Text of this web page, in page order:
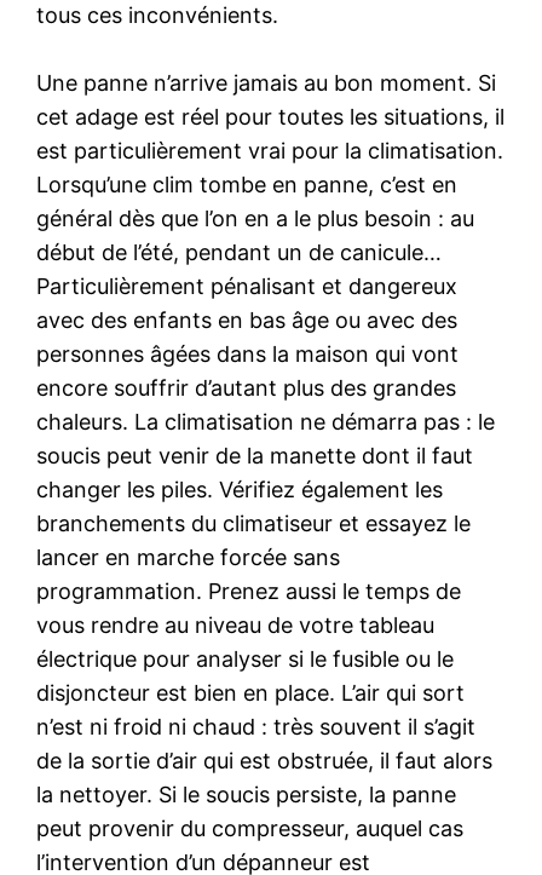
tous ces inconvénients.
Une panne n’arrive jamais au bon moment. Si
cet adage est réel pour toutes les situations, il
est particulièrement vrai pour la climatisation.
Lorsqu’une clim tombe en panne, c’est en
général dès que l’on en a le plus besoin : au
début de l’été, pendant un de canicule…
Particulièrement pénalisant et dangereux
avec des enfants en bas âge ou avec des
personnes âgées dans la maison qui vont
encore souffrir d’autant plus des grandes
chaleurs. La climatisation ne démarra pas : le
soucis peut venir de la manette dont il faut
changer les piles. Vérifiez également les
branchements du climatiseur et essayez le
lancer en marche forcée sans
programmation. Prenez aussi le temps de
vous rendre au niveau de votre tableau
électrique pour analyser si le fusible ou le
disjoncteur est bien en place. L’air qui sort
n’est ni froid ni chaud : très souvent il s’agit
de la sortie d’air qui est obstruée, il faut alors
la nettoyer. Si le soucis persiste, la panne
peut provenir du compresseur, auquel cas
l’intervention d’un dépanneur est